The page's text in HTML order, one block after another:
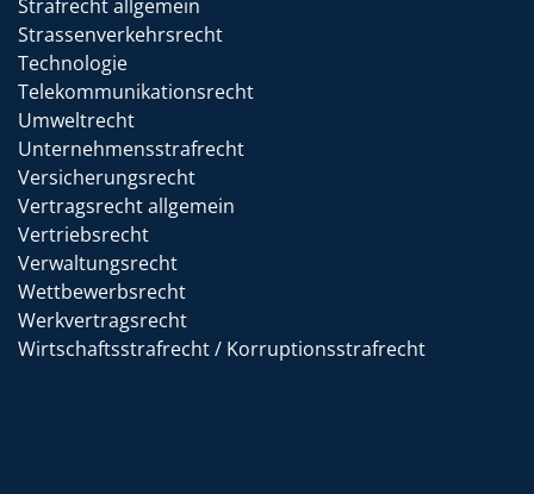
Strafrecht allgemein
Strassenverkehrsrecht
Technologie
Telekommunikationsrecht
Umweltrecht
Unternehmensstrafrecht
Versicherungsrecht
Vertragsrecht allgemein
Vertriebsrecht
Verwaltungsrecht
Wettbewerbsrecht
Werkvertragsrecht
Wirtschaftsstrafrecht / Korruptionsstrafrecht